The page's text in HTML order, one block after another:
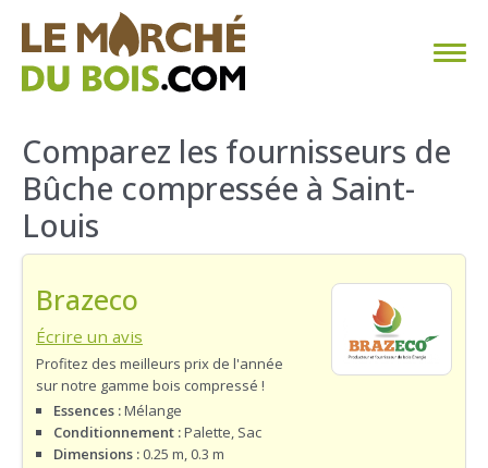
CHAUFFAGE AU BOIS
FAQ
CALCULER SA CONSOMMATION
TROUVER SON FOURNISSEUR
BLOG
ESPACE PRO
Comparez les fournisseurs de
Bûche compressée à Saint-
Louis
Brazeco
Écrire un avis
Profitez des meilleurs prix de l'année
sur notre gamme bois compressé !
Essences :Mélange
Conditionnement :Palette, Sac
Dimensions : 0.25 m, 0.3 m